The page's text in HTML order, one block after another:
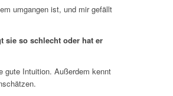
umgangen ist, und mir gefällt
sie so schlecht oder hat er
gute Intuition. Außerdem kennt